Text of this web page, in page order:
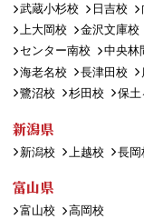
武蔵小杉校
日吉校
上大岡校
金沢文庫校
センター南校
中央林
海老名校
長津田校
鷺沼校
杉田校 保土
新潟県
新潟校 上越校 長岡
富山県
富山校 高岡校